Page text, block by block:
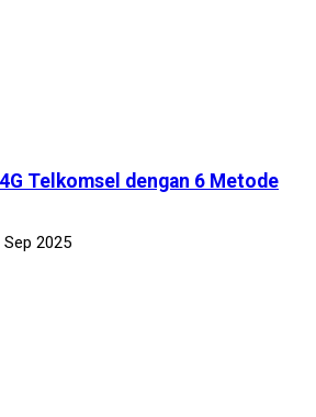
Telkomsel dengan 6 Metode
Sep 2025